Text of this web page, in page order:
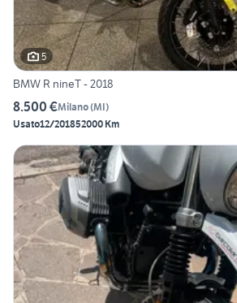
5
BMW R nineT - 2018
8.500 €Milano(MI)
Usato12/201852000 Km